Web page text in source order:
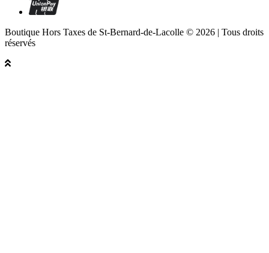
Boutique Hors Taxes de St-Bernard-de-Lacolle © 2026 | Tous droits
réservés